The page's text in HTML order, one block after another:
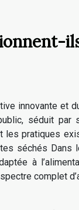
innovante et
séduit par
les pratiques
séchés
à
complet